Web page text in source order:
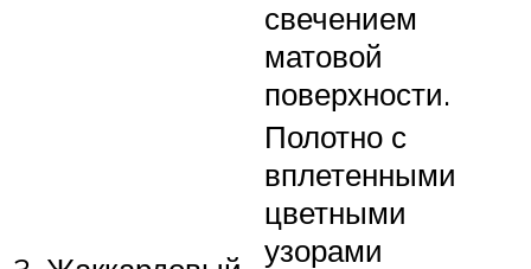
свечением
матовой
поверхности.
Полотно с
вплетенными
цветными
узорами